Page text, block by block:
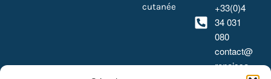
cutanée
+33(0)4
34 031
080
contact@
renaissa